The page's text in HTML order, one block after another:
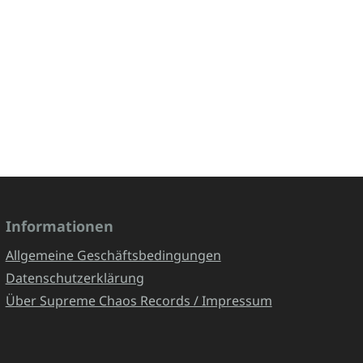
Informationen
Allgemeine Geschäftsbedingungen
Datenschutzerklärung
Über Supreme Chaos Records / Impressum